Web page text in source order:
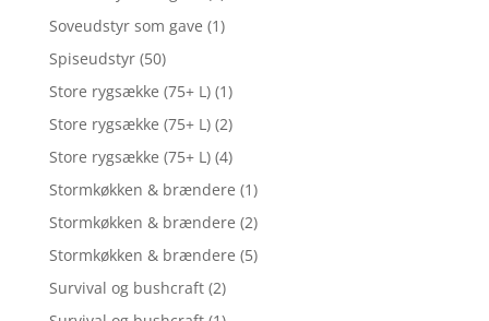
Soveudstyr som gave (1)
Spiseudstyr (50)
Store rygsække (75+ L) (1)
Store rygsække (75+ L) (2)
Store rygsække (75+ L) (4)
Stormkøkken & brændere (1)
Stormkøkken & brændere (2)
Stormkøkken & brændere (5)
Survival og bushcraft (2)